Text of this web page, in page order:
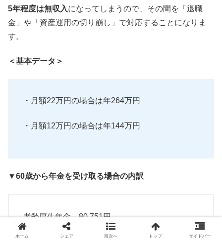
5年程度は無収入になってしまうので、その間を「退職
金」や「資産運用の切り崩し」で対応することになりま
す。
＜基本データ＞
・月額22万円の場合は年264万円
・月額12万円の場合は年144万円
▼60歳から年金を受け取る場合の内訳
老齢厚生年金 80,751円
ホーム シェア 目次へ トップ サイドバー